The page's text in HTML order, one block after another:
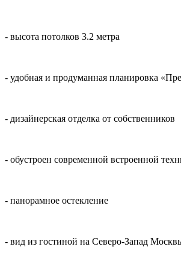
- высота потолков 3.2 метра
- удобная и продуманная планировка
- дизайнерская отделка от собственников
- обустроен современной встроенной
- панорамное остекление
- вид из гостиной на Северо-Запад